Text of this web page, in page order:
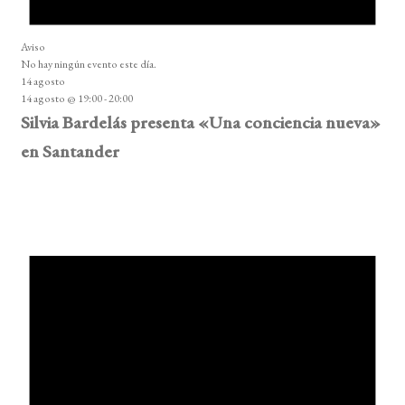
Aviso
No hay ningún evento este día.
14 agosto
14 agosto @ 19:00-20:00
Silvia Bardelás presenta «Una conciencia nueva»
en Santander